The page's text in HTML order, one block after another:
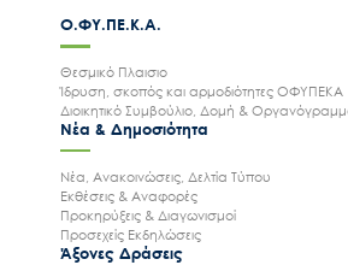
Ο.ΦΥ.ΠΕ.Κ.Α.
Θεσμικό Πλαισιο
Ίδρυση, σκοπός και αρμοδιότητες ΟΦΥΠΕΚΑ
Διοικητικό Συμβούλιο, Δομή &
Νέα & Δημοσιότητα
Νέα, Ανακοινώσεις, Δελτία Τύπου
Εκθέσεις & Αναφορές
Προκηρύξεις & Διαγωνισμοί
Προσεχείς Εκδηλώσεις
Άξονες Δράσεις